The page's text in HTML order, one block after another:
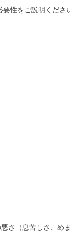
要性をご説明くださ
さ（息苦しさ、め